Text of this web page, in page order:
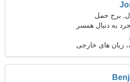
به دنبال همسر
زبان های خارجی